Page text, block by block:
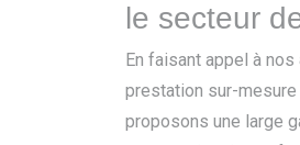
le secteur
En faisant appel à nos
prestation sur-
proposons une large